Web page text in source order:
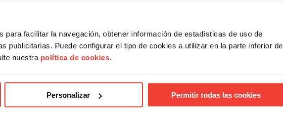
para facilitar la navegación, obtener información de estadísticas de uso de
publicitarias. Puede configurar el tipo de cookies a utilizar en la parte inferior de
nuestra política de cookies.
Personalizar Permitir todas las cookies